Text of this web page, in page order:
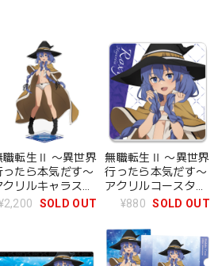
職転生Ⅱ 〜異世界
ったら本気だす〜
クリルキャラスタ
ド［ロキシー・ミ
SOLD OUT
無職転生Ⅱ 〜異世界
行ったら本気だす〜
アクリルコースター
Ｂ［ロキシー・ミグ
ろし】
¥880 SOLD OUT